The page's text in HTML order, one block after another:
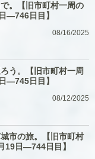
。【旧市町村一周の
―746日目】
08/16/2025
う。【旧市町村一周
―745日目】
08/12/2025
市の旅。【旧市町村
19日―744日目】